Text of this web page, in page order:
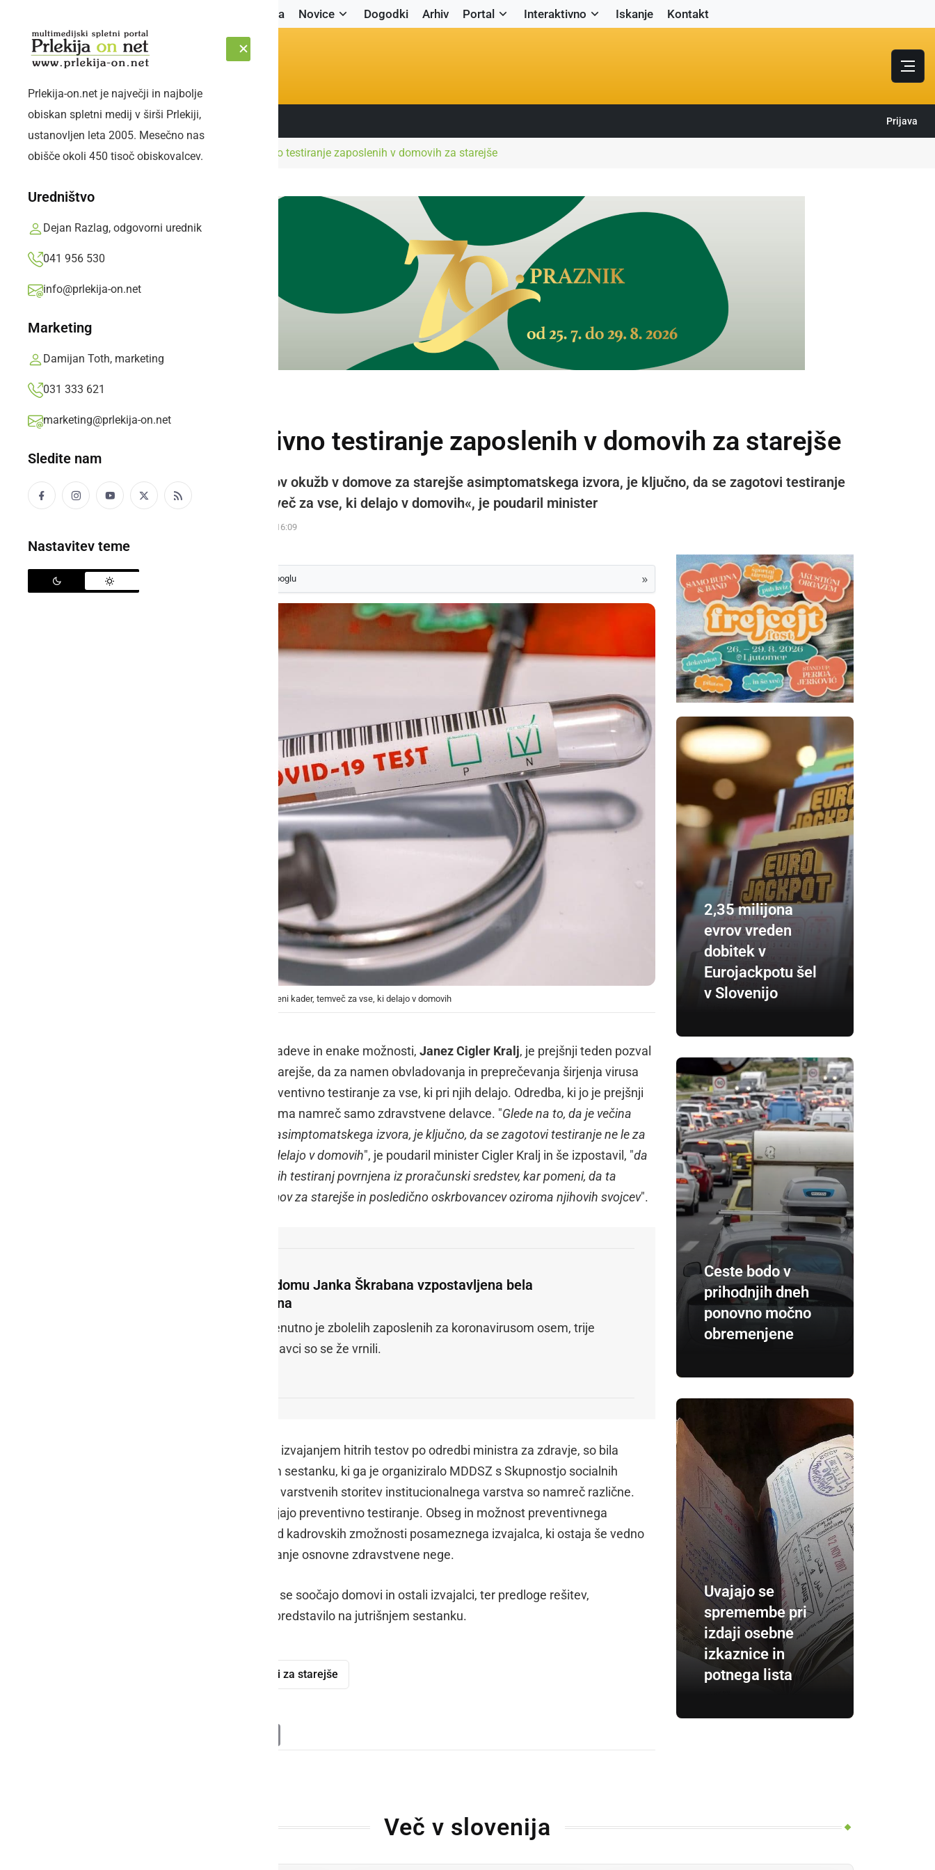
Naslovnica Novice Dogodki Arhiv Portal Interaktivno Iskanje Kontakt
SOBOTA, 8. AVGUST 2026 Sledite nam: Prijava
Prlekija-on.net je največji in najbolje
obiskan spletni medij v širši Prlekiji,
ustanovljen leta 2005. Mesečno nas
obišče okoli 450 tisoč obiskovalcev.
Uredništvo
Dejan Razlag, odgovorni urednik
041 956 530
info@prlekija-on.net
Marketing
Damijan Toth, marketing
031 333 621
marketing@prlekija-on.net
Sledite nam
Nastavitev teme
Naslovnica SlovenijaPoziv za preventivno testiranje zaposlenih v domovih za starejše
Poziv za preventivno testiranje zaposlenih v domovih za starejše
»Glede na to, da je večina vnosov okužb v domove za starejše asimptomatskega izvora, je ključno, da se zagotovi testiranje
ne le za zdravstveni kader, temveč za vse, ki delajo v domovih«, je poudaril minister
ponedeljek, 23. november 2020 ob 16:09
Izberite kot svoj prednostni vir na Googlu »
Ključno, da se zagotovi testiranje ne le za zdravstveni kader, temveč za vse, ki delajo v domovih
Minister za delo, družino, socialne zadeve in enake možnosti, Janez Cigler Kralj, je prejšnji teden pozval
direktorje in direktorice domov za starejše, da za namen obvladovanja in preprečevanja širjenja virusa
SARS-CoV-2, zagotavljajo redno preventivno testiranje za vse, ki pri njih delajo. Odredba, ki jo je prejšnji
teden izdal minister za zdravje, zajema namreč samo zdravstvene delavce. "Glede na to, da je večina
vnosov okužb v domove za starejše asimptomatskega izvora, je ključno, da se zagotovi testiranje ne le za
zdravstveni kader, temveč za vse, ki delajo v domovih", je poudaril minister Cigler Kralj in še izpostavil, "da
bodo sredstva za izvedbo preventivnih testiranj povrnjena iz proračunski sredstev, kar pomeni, da ta
strošek ne bo dodatno bremenil domov za starejše in posledično oskrbovancev oziroma njihovih svojcev".
V domu Janka Škrabana vzpostavljena bela
cona
Trenutno je zbolelih zaposlenih za koronavirusom osem, trije
delavci so se že vrnili.
Nekatera odprta vprašanja v zvezi z izvajanjem hitrih testov po odredbi ministra za zdravje, so bila
predmet usklajevanja na današnjem sestanku, ki ga je organiziralo MDDSZ s Skupnostjo socialnih
zavodov. Prakse izvajalcev socialno varstvenih storitev institucionalnega varstva so namreč različne.
Nekateri domovi za starejše že izvajajo preventivno testiranje. Obseg in možnost preventivnega
testiranja pa je odvisna predvsem od kadrovskih zmožnosti posameznega izvajalca, ki ostaja še vedno
problematična, že na področju izvajanje osnovne zdravstvene nege.
MDDSZ bo ključne izzive, s katerimi se soočajo domovi in ostali izvajalci, ter predloge rešitev,
pristojnemu Ministrstvu za zdravje predstavilo na jutrišnjem sestanku.
domovi za starejše
PrintFriendly
2,35 milijona
evrov vreden
dobitek v
Eurojackpotu šel
v Slovenijo
Ceste bodo v
prihodnjih dneh
ponovno močno
obremenjene
Uvajajo se
spremembe pri
izdaji osebne
izkaznice in
potnega lista
Več v slovenija